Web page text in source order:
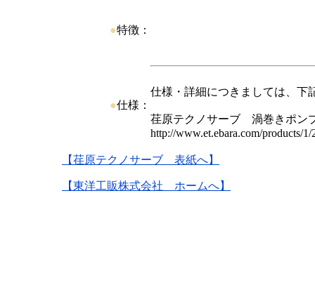
●特徴：
●仕様：
仕様・詳細につきましては、下
荏原テクノサーブ 渦巻きポン
http://www.et.ebara.com/products/1/
【荏原テクノサーブ 表紙へ】
【東洋工販株式会社 ホームへ】